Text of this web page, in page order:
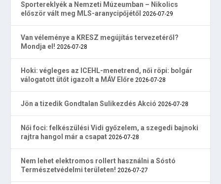
Sportereklyék a Nemzeti Múzeumban – Nikolics
először vált meg MLS-aranycipőjétől 2026-07-29
Van véleménye a KRESZ megújítás tervezetéről?
Mondja el! 2026-07-28
Hoki: végleges az ICEHL-menetrend, női röpi: bolgár
válogatott ütőt igazolt a MÁV Előre 2026-07-28
Jön a tizedik Gondtalan Sulikezdés Akció 2026-07-28
Női foci: felkészülési Vidi győzelem, a szegedi bajnoki
rajtra hangol már a csapat 2026-07-28
Nem lehet elektromos rollert használni a Sóstó
Természetvédelmi területen! 2026-07-27